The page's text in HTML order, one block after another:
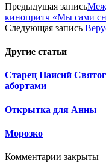
Предыдущая запись
кинопритч «Мы сами
Следующая запись
Другие статьи
Старец Паисий
абортами
Открытка для Анны
Морозко
Комментарии закрыты